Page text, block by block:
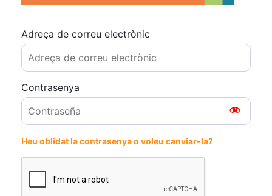
Adreça de correu electrònic
Contrasenya
Heu oblidat la contrasenya o voleu canviar-la?